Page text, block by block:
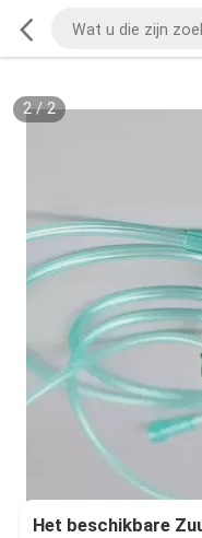
2/2
Het beschikbare